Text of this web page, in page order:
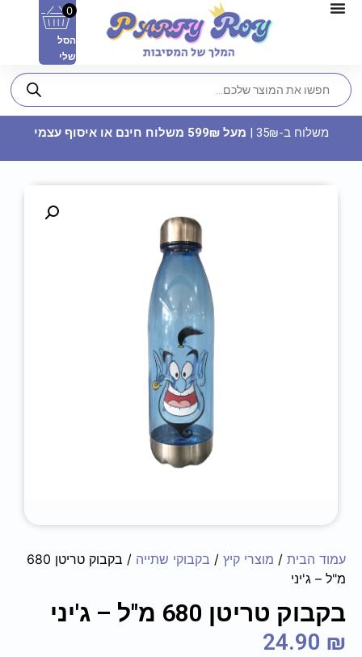
14.90 ₪
0
הסל
שלי
משלוח ב-35₪ | מעל 599₪ משלוח חינם או איסוף עצמי
עמוד הבית / מוצרי קיץ / בקבוקי שתייה
/ בקבוק טריטן 680
מ"ל – ג'יני
בקבוק טריטן 680 מ"ל – ג'יני
24.90 ₪